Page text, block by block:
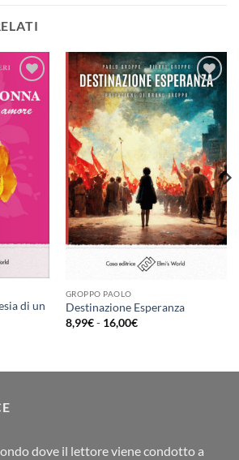
Aggiungi
alla lista
dei
di un
Aggiungi
alla lista
dei
desideri
GROPPO PAOLO
Destinazione Esperanza
8,99€ - 16,00€Fascia
a
dove il lettore viene condotto a